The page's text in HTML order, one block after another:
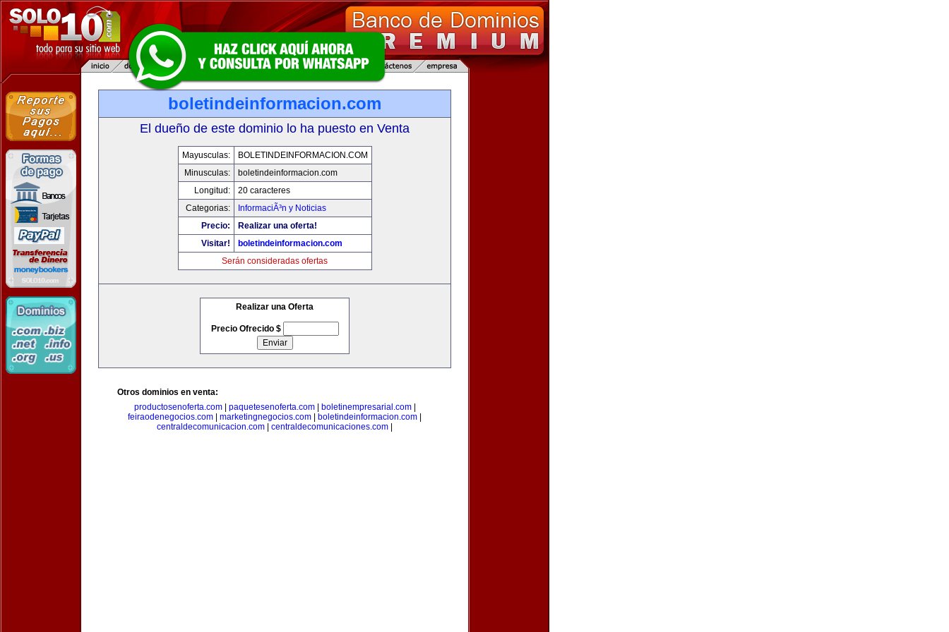
boletindeinformacion.com
El dueño de este dominio lo ha puesto en Venta
Mayusculas:
BOLETINDEINFORMACION.COM
Minusculas:
boletindeinformacion.com
Longitud:
20 caracteres
Categorias:
InformaciÃ³n y Noticias
Precio:
Realizar una oferta!
Visitar!
boletindeinformacion.com
Serán consideradas ofertas
Realizar una Oferta
Precio Ofrecido $
Otros dominios en venta:
productosenoferta.com| paquetesenoferta.com| boletinempresarial.com|
feiraodenegocios.com
marketingnegocios.com boletindeinformacion.com
centraldecomunicacion.com
centraldecomunicaciones.com